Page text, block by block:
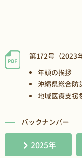
第172号（2023
年頭の挨拶
沖縄県総合防
地域医療支
バックナンバー
2025年